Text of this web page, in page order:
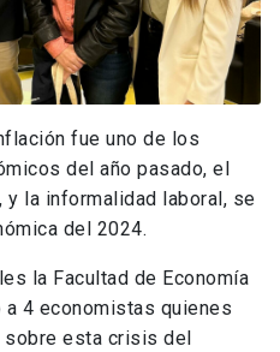
fue uno de los
del año pasado, el
la informalidad laboral, se
del 2024.
la Facultad de Economía
a 4 economistas quienes
esta crisis del